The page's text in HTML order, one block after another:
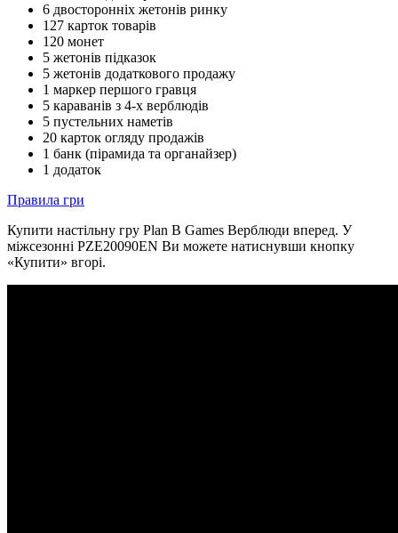
6 двосторонніх жетонів ринку
127 карток товарів
120 монет
5 жетонів підказок
5 жетонів додаткового продажу
1 маркер першого гравця
5 караванів з 4-х верблюдів
5 пустельних наметів
20 карток огляду продажів
1 банк (пірамида та органайзер)
1 додаток
Правила гри
Купити настільну гру Plan B Games Верблюди вперед. У
міжсезонні PZE20090EN Ви можете натиснувши кнопку
«Купити» вгорі.